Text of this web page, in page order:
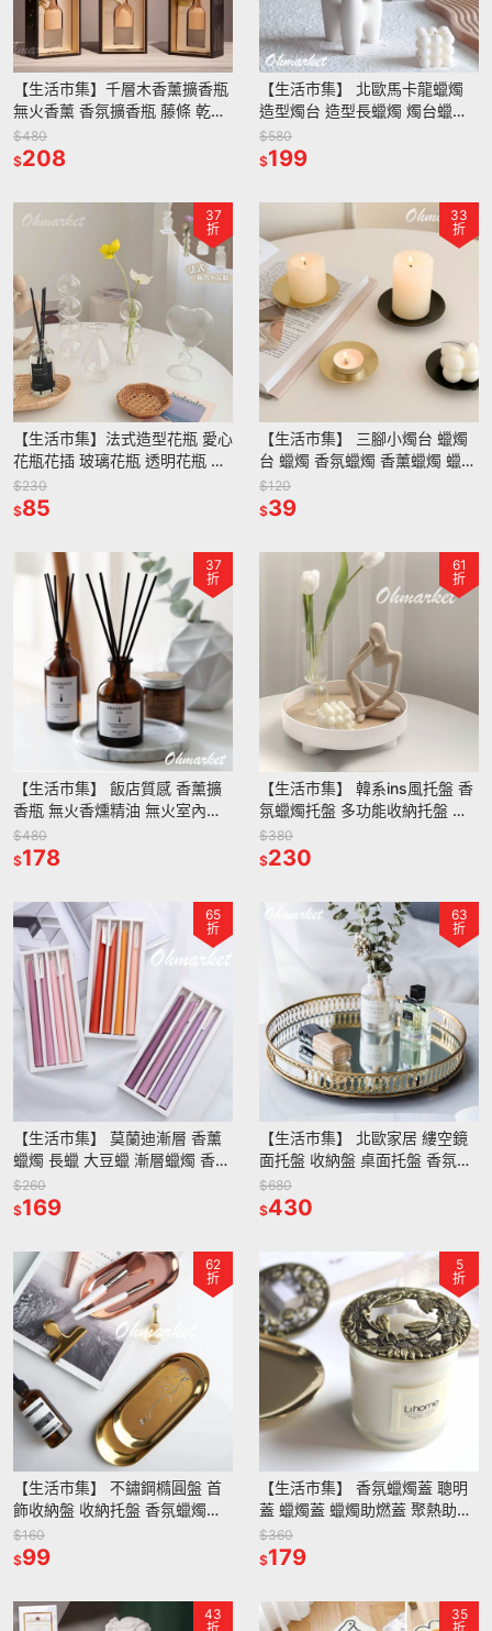
【生活市集】千層木香薰擴香瓶
無火香薰 香氛擴香瓶 藤條 乾燥
花擴香瓶擴香棒瓶薰香室內擴香
環境除
$480
$208
【生活市集】 北歐馬卡龍蠟燭
造型燭台 造型長蠟燭 燭台蠟燭
派對蠟燭餐桌佈置生日蠟燭佈置
燭光晚餐告白
$580
$199
37
折
【生活市集】法式造型花瓶 愛心
花瓶花插 玻璃花瓶 透明花瓶 插
花瓶 玻璃擺件 桌面裝飾 乾燥花
花瓶
$230
$85
33
折
【生活市集】 三腳小燭台 蠟燭
台 蠟燭 香氛蠟燭 香薰蠟燭 蠟燭
座 蠟燭墊
$120
$39
37
折
【生活市集】 飯店質感 香薰擴
香瓶 無火香燻精油 無火室內擴
香瓶100ml 擴香棒 香氛 擴香 室
內擴香 芳香劑
$480
$178
61
折
【生活市集】 韓系ins風托盤 香
氛蠟燭托盤 多功能收納托盤 拍
照道具 收納盤北歐風托盤水果盤
香水小物收納
$380
$230
65
折
【生活市集】 莫蘭迪漸層 香薰
蠟燭 長蠟 大豆蠟 漸層蠟燭 香氛
香薰 蠟燭 北歐蠟燭台香氛蠟燭
大豆蠟
$260
$169
63
折
【生活市集】 北歐家居 縷空鏡
面托盤 收納盤 桌面托盤 香氛蠟
燭 首飾盤 鏡面盤 首飾盤 水果盤
桌面收納玻璃盤
$680
$430
62
折
【生活市集】 不鏽鋼橢圓盤 首
飾收納盤 收納托盤 香氛蠟燭工
具盤 香薰蠟燭工具 收納盤首飾
盤小托盤首飾置物托盤
$160
$99
5
折
【生活市集】 香氛蠟燭蓋 聰明
蓋 蠟燭蓋 蠟燭助燃蓋 聚熱助燃
香薰蠟燭 香氛工具 蠟燭配件 蠟
燭工具 蠟燭裝飾
$360
$179
43
折
35
折